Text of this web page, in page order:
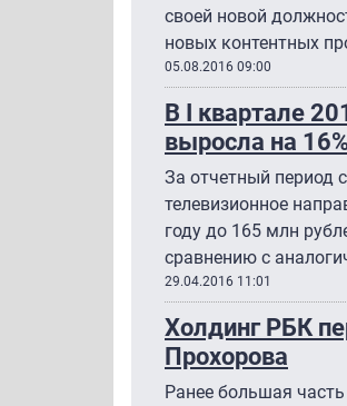
своей новой
новых контентных
05.08.2016 09:00
В I квартале
выросла на
За отчетный период
телевизионное
году до 165 млн
сравнению с
29.04.2016 11:01
Холдинг РБК
Прохорова
Ранее большая